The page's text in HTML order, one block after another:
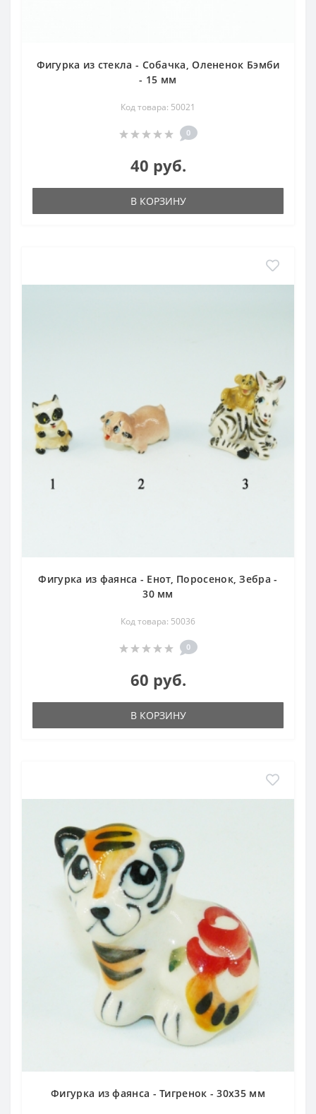
Фигурка из стекла - Собачка, Олененок Бэмби
- 15 мм
Код товара: 50021
0
40 руб.
В КОРЗИНУ
Фигурка из фаянса - Енот, Поросенок, Зебра -
30 мм
Код товара: 50036
0
60 руб.
В КОРЗИНУ
Фигурка из фаянса - Тигренок - 30х35 мм